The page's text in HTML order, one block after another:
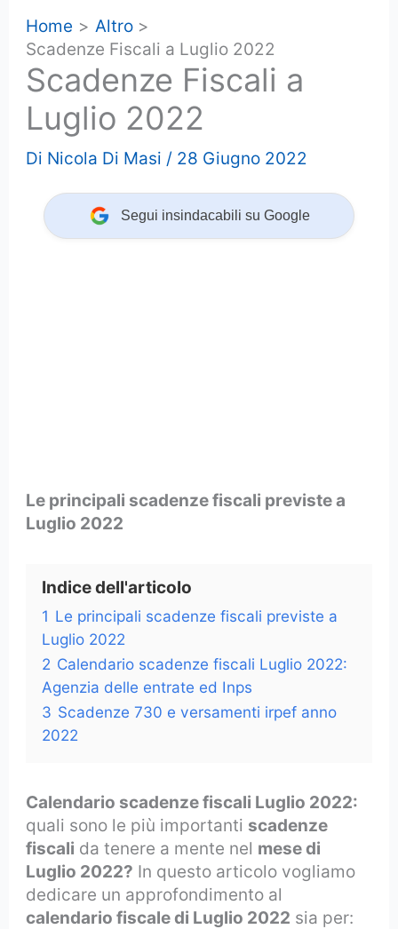
Home
Altro
Scadenze Fiscali a Luglio 2022
Scadenze Fiscali a
Luglio 2022
Di Nicola Di Masi / 28 Giugno 2022
Segui insindacabili su Google
Le principali scadenze fiscali previste a
Luglio 2022
Indice dell'articolo
1 Le principali scadenze fiscali previste a
Luglio 2022
2 Calendario scadenze fiscali Luglio 2022:
Agenzia delle entrate ed Inps
3 Scadenze 730 e versamenti irpef anno
2022
Calendario scadenze fiscali Luglio 2022:
quali sono le più importanti scadenze
fiscali da tenere a mente nel mese di
Luglio 2022? In questo articolo vogliamo
dedicare un approfondimento al
calendario fiscale di Luglio 2022 sia per: